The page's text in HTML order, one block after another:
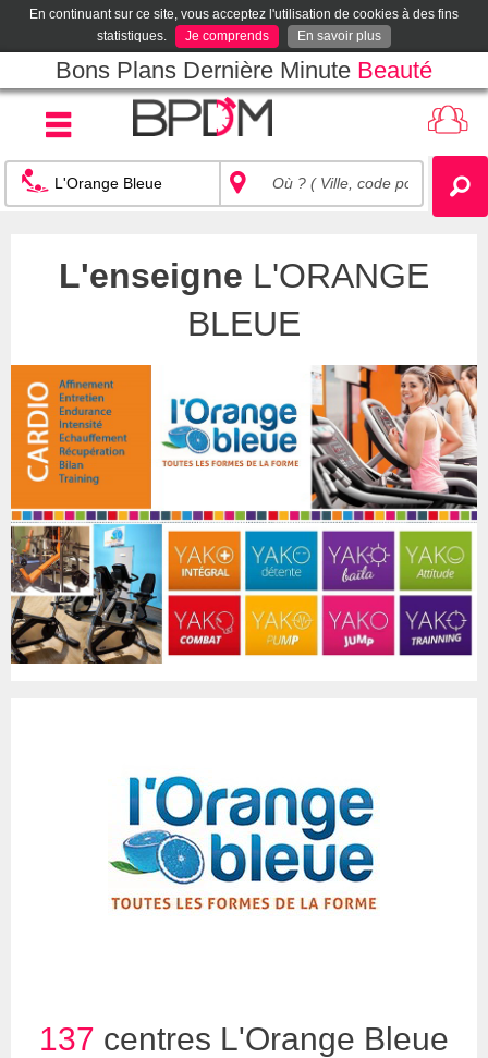
En continuant sur ce site, vous acceptez l'utilisation de cookies à des fins
statistiques.
Je comprends En savoir plus
Bons Plans Dernière Minute Beauté
L'enseigne L'ORANGE
BLEUE
137 centres L'Orange Bleue